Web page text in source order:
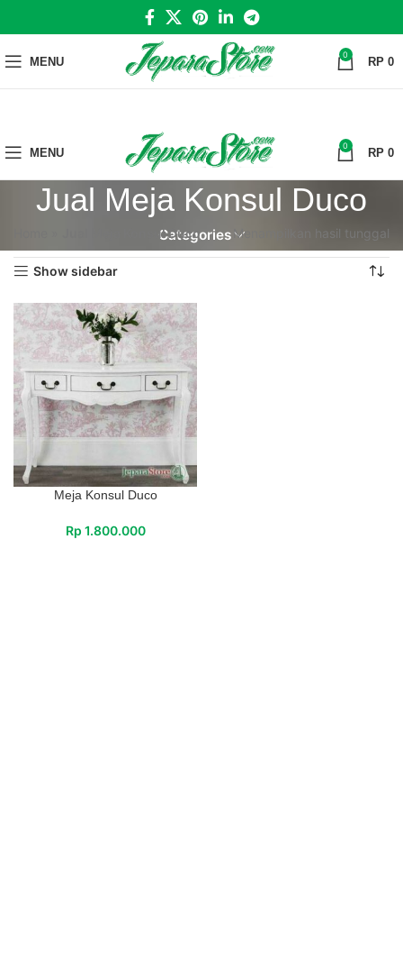
MENU 0 RP 0
MENU 0 RP 0
Jual Meja Konsul Duco
Categories
Jual Meja Konsul Duco Menampilkan hasil tunggal
Show sidebar
Meja Konsul Duco
Rp 1.800.000